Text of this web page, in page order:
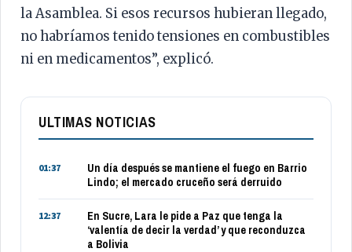
la Asamblea. Si esos recursos hubieran llegado,
no habríamos tenido tensiones en combustibles
ni en medicamentos”, explicó.
ULTIMAS NOTICIAS
01:37
Un día después se mantiene el fuego en Barrio
Lindo; el mercado cruceño será derruido
12:37
En Sucre, Lara le pide a Paz que tenga la
‘valentía de decir la verdad’ y que reconduzca
a Bolivia